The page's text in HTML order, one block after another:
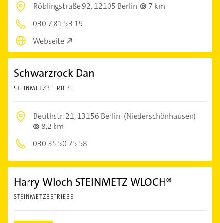
Röblingstraße 92,12105 Berlin
7 km
030 7 81 53 19
Webseite
Schwarzrock Dan
STEINMETZBETRIEBE
Beuthstr. 21,13156 Berlin (Niederschönhausen)
8,2 km
030 35 50 75 58
Harry Wloch STEINMETZ WLOCH®
STEINMETZBETRIEBE